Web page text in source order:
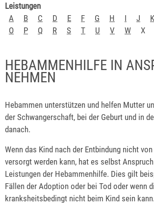
Leistungen
A
B C D E F G H I J K
O
P Q R S T U V W X
HEBAMMENHILFE IN
NEHMEN
Hebammen unterstützen und helfen Mutter
der Schwangerschaft, bei der Geburt und in
danach.
Wenn das Kind nach der Entbindung nicht
versorgt werden kann, hat es selbst
Leistungen der Hebammenhilfe. Dies gilt
Fällen der Adoption oder bei Tod oder wenn
kranksheitsbedingt nicht beim Kind sein kann.